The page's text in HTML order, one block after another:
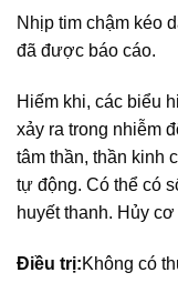
Nhịp tim chậm kéo
đã được báo cáo.
Hiếm khi, các biểu
xảy ra trong nhiễm
tâm thần, thần kinh
tự động. Có thể có
huyết thanh. Hủy
Điều trị:Không có